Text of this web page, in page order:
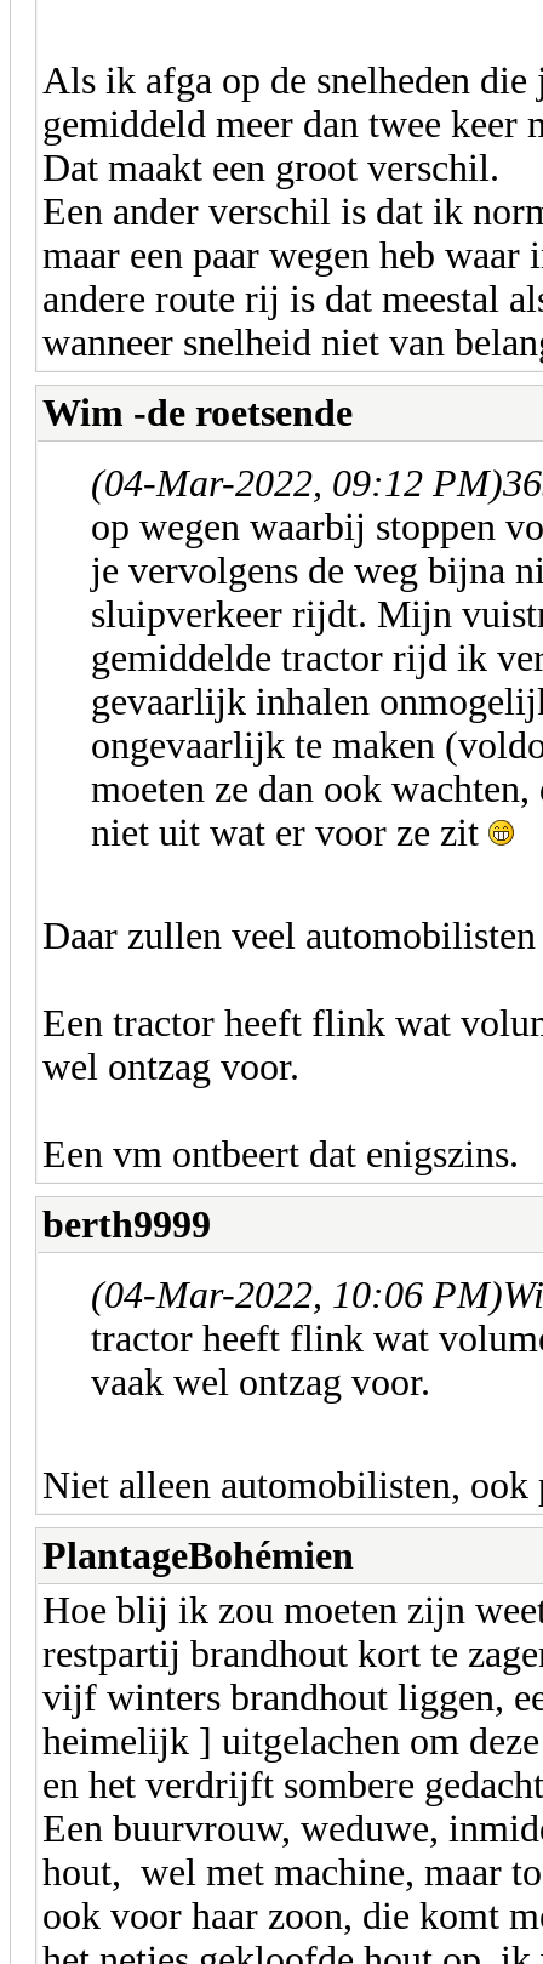
Als ik afga op de snelheden
gemiddeld meer dan twee
Dat maakt een groot verschil.
Een ander verschil is dat ik
maar een paar wegen heb
andere route rij is dat meestal
wanneer snelheid niet van
Wim -de roetsende
(04-Mar-2022, 09:12 PM)
op wegen waarbij stoppen
je vervolgens de weg bijna
sluipverkeer rijdt. Mijn
gemiddelde tractor rijd ik
gevaarlijk inhalen
ongevaarlijk te maken
moeten ze dan ook
niet uit wat er voor ze zit
Daar zullen veel
Een tractor heeft flink wat
wel ontzag voor.
Een vm ontbeert dat enigszins.
berth9999
(04-Mar-2022, 10:06 PM)
tractor heeft flink wat
vaak wel ontzag voor.
Niet alleen automobilisten,
PlantageBohémien
Hoe blij ik zou moeten zijn
restpartij brandhout kort te
vijf winters brandhout liggen,
heimelijk ] uitgelachen om
en het verdrijft sombere
Een buurvrouw, weduwe,
hout, wel met machine, maar
ook voor haar zoon, die komt